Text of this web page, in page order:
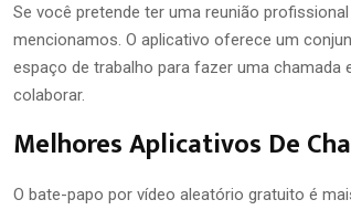
Se você pretende ter uma reunião
mencionamos. O aplicativo oferece um
espaço de trabalho para fazer uma
colaborar.
Melhores Aplicativos De
O bate-papo por vídeo aleatório gratuito é